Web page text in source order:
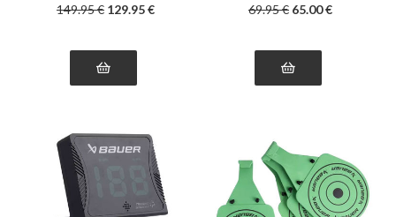
149.95€ 129.95€ 69.95€ 65.00€